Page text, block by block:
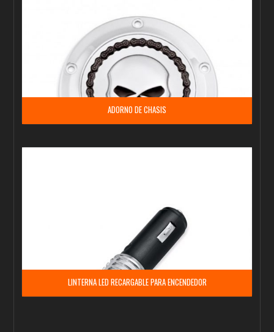
ADORNO DE CHASIS
LINTERNA LED RECARGABLE PARA ENCENDEDOR